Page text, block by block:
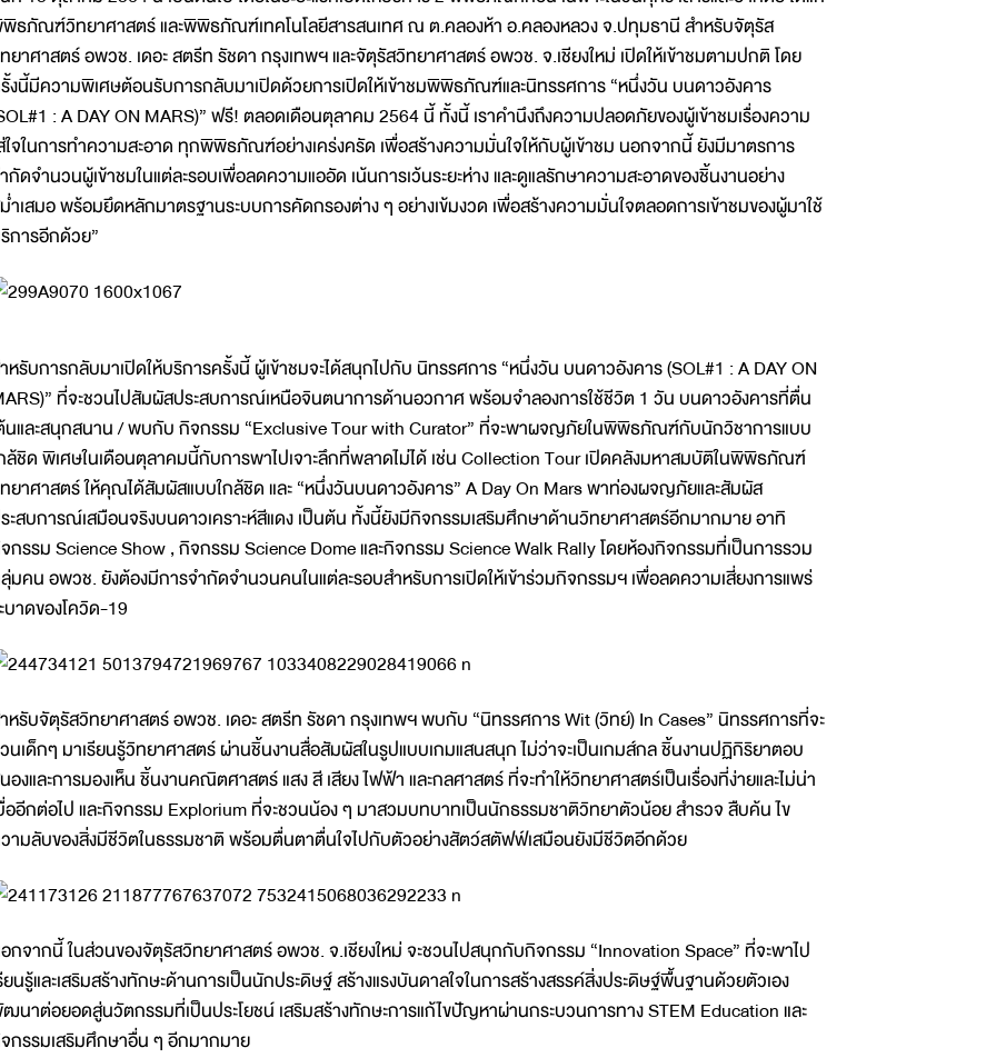
ธภัณฑ์วิทยาศาสตร์ และพิพิธภัณฑ์เทคโนโลยีสารสนเทศ ณ ต.คลองห้า อ.คลองหลวง จ.ปทุมธานี สำหรับจัตุรัส
ยาศาสตร์ อพวช. เดอะ สตรีท รัชดา กรุงเทพฯ และจัตุรัสวิทยาศาสตร์ อพวช. จ.เชียงใหม่ เปิดให้เข้าชมตามปกติ โดย
งนี้มีความพิเศษต้อนรับการกลับมาเปิดด้วยการเปิดให้เข้าชมพิพิธภัณฑ์และนิทรรศการ “หนึ่งวัน บนดาวอังคาร
: A DAY ON MARS)” ฟรี! ตลอดเดือนตุลาคม 2564 นี้ ทั้งนี้ เราคำนึงถึงความปลอดภัยของผู้เข้าชมเรื่องความ
ใจในการทำความสะอาด ทุกพิพิธภัณฑ์อย่างเคร่งครัด เพื่อสร้างความมั่นใจให้กับผู้เข้าชม นอกจากนี้ ยังมีมาตรการ
กัดจำนวนผู้เข้าชมในแต่ละรอบเพื่อลดความแออัด เน้นการเว้นระยะห่าง และดูแลรักษาความสะอาดของชิ้นงานอย่าง
ำเสมอ พร้อมยึดหลักมาตรฐานระบบการคัดกรองต่าง ๆ อย่างเข้มงวด เพื่อสร้างความมั่นใจตลอดการเข้าชมของผู้มาใช้
การอีกด้วย”
หรับการกลับมาเปิดให้บริการครั้งนี้ ผู้เข้าชมจะได้สนุกไปกับ นิทรรศการ “หนึ่งวัน บนดาวอังคาร (SOL#1 : A DAY ON
ที่จะชวนไปสัมผัสประสบการณ์เหนือจินตนาการด้านอวกาศ พร้อมจำลองการใช้ชีวิต 1 วัน บนดาวอังคารที่ตื่น
นและสนุกสนาน / พบกับ กิจกรรม “Exclusive Tour with Curator” ที่จะพาผจญภัยในพิพิธภัณฑ์กับนักวิชาการแบบ
ล้ชิด พิเศษในเดือนตุลาคมนี้กับการพาไปเจาะลึกที่พลาดไม่ได้ เช่น Collection Tour เปิดคลังมหาสมบัติในพิพิธภัณฑ์
ยาศาสตร์ ให้คุณได้สัมผัสแบบใกล้ชิด และ “หนึ่งวันบนดาวอังคาร” A Day On Mars พาท่องผจญภัยและสัมผัส
ะสบการณ์เสมือนจริงบนดาวเคราะห์สีแดง เป็นต้น ทั้งนี้ยังมีกิจกรรมเสริมศึกษาด้านวิทยาศาสตร์อีกมากมาย อาทิ
กรรม Science Show , กิจกรรม Science Dome และกิจกรรม Science Walk Rally โดยห้องกิจกรรมที่เป็นการรวม
มคน อพวช. ยังต้องมีการจำกัดจำนวนคนในแต่ละรอบสำหรับการเปิดให้เข้าร่วมกิจกรรมฯ เพื่อลดความเสี่ยงการแพร่
บาดของโควิด-19
หรับจัตุรัสวิทยาศาสตร์ อพวช. เดอะ สตรีท รัชดา กรุงเทพฯ พบกับ “นิทรรศการ Wit (วิทย์) In Cases” นิทรรศการที่จะ
นเด็กๆ มาเรียนรู้วิทยาศาสตร์ ผ่านชิ้นงานสื่อสัมผัสในรูปแบบเกมแสนสนุก ไม่ว่าจะเป็นเกมส์กล ชิ้นงานปฏิกิริยาตอบ
องและการมองเห็น ชิ้นงานคณิตศาสตร์ แสง สี เสียง ไฟฟ้า และกลศาสตร์ ที่จะทำให้วิทยาศาสตร์เป็นเรื่องที่ง่ายและไม่น่า
ออีกต่อไป และกิจกรรม Explorium ที่จะชวนน้อง ๆ มาสวมบทบาทเป็นนักธรรมชาติวิทยาตัวน้อย สำรวจ สืบค้น ไข
ามลับของสิ่งมีชีวิตในธรรมชาติ พร้อมตื่นตาตื่นใจไปกับตัวอย่างสัตว์สตัฟฟ์เสมือนยังมีชีวิตอีกด้วย
กจากนี้ ในส่วนของจัตุรัสวิทยาศาสตร์ อพวช. จ.เชียงใหม่ จะชวนไปสนุกกับกิจกรรม “Innovation Space” ที่จะพาไป
ยนรู้และเสริมสร้างทักษะด้านการเป็นนักประดิษฐ์ สร้างแรงบันดาลใจในการสร้างสรรค์สิ่งประดิษฐ์พื้นฐานด้วยตัวเอง
นาต่อยอดสู่นวัตกรรมที่เป็นประโยชน์ เสริมสร้างทักษะการแก้ไขปัญหาผ่านกระบวนการทาง STEM Education และ
กรรมเสริมศึกษาอื่น ๆ อีกมากมาย